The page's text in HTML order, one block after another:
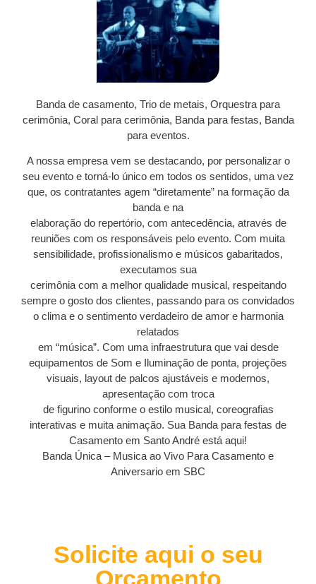
Banda de casamento, Trio de metais, Orquestra para
cerimônia, Coral para cerimônia, Banda para festas, Banda
para eventos.
A nossa empresa vem se destacando, por personalizar o
seu evento e torná-lo único em todos os sentidos, uma vez
que, os contratantes agem “diretamente” na formação da
banda e na
elaboração do repertório, com antecedência, através de
reuniões com os responsáveis pelo evento. Com muita
sensibilidade, profissionalismo e músicos gabaritados,
executamos sua
cerimônia com a melhor qualidade musical, respeitando
sempre o gosto dos clientes, passando para os convidados
o clima e o sentimento verdadeiro de amor e harmonia
relatados
em “música”. Com uma infraestrutura que vai desde
equipamentos de Som e Iluminação de ponta, projeções
visuais, layout de palcos ajustáveis e modernos,
apresentação com troca
de figurino conforme o estilo musical, coreografias
interativas e muita animação. Sua Banda para festas de
Casamento em Santo André está aqui!
Banda Única – Musica ao Vivo Para Casamento e
Aniversario em SBC
Solicite aqui o seu
Orçamento